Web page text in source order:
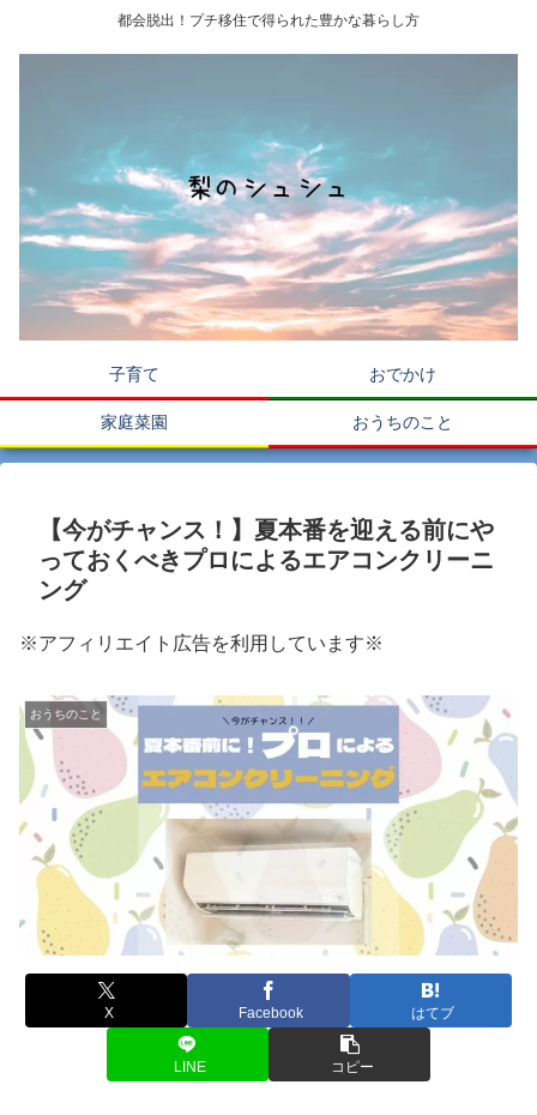
都会脱出！プチ移住で得られた豊かな暮らし方
子育て おでかけ
家庭菜園 おうちのこと
【今がチャンス！】夏本番を迎える前にや
っておくべきプロによるエアコンクリーニ
ング
※アフィリエイト広告を利用しています※
おうちのこと
X Facebook はてブ
LINE コピー